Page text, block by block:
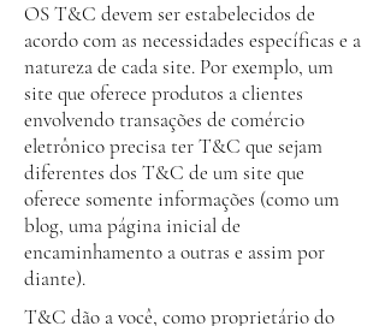
OS T&C devem ser estabelecidos de
acordo com as necessidades específicas e a
natureza de cada site. Por exemplo, um
site que oferece produtos a clientes
envolvendo transações de comércio
eletrônico precisa ter T&C que sejam
diferentes dos T&C de um site que
oferece somente informações (como um
blog, uma página inicial de
encaminhamento a outras e assim por
diante).
T&C dão a você, como proprietário do